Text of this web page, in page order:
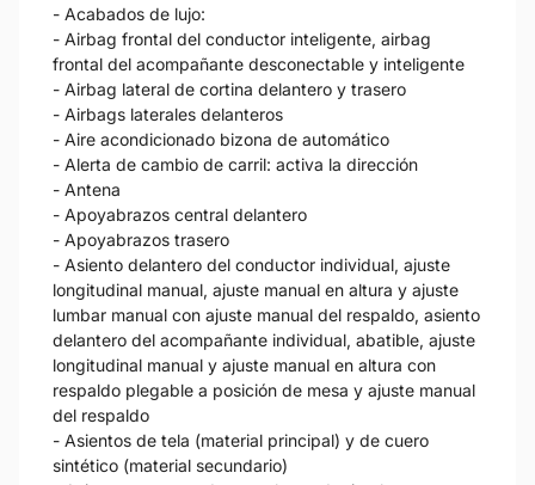
- Acabados de lujo:
- Airbag frontal del conductor inteligente, airbag
frontal del acompañante desconectable y inteligente
- Airbag lateral de cortina delantero y trasero
- Airbags laterales delanteros
- Aire acondicionado bizona de automático
- Alerta de cambio de carril: activa la dirección
- Antena
- Apoyabrazos central delantero
- Apoyabrazos trasero
- Asiento delantero del conductor individual, ajuste
longitudinal manual, ajuste manual en altura y ajuste
lumbar manual con ajuste manual del respaldo, asiento
delantero del acompañante individual, abatible, ajuste
longitudinal manual y ajuste manual en altura con
respaldo plegable a posición de mesa y ajuste manual
del respaldo
- Asientos de tela (material principal) y de cuero
sintético (material secundario)